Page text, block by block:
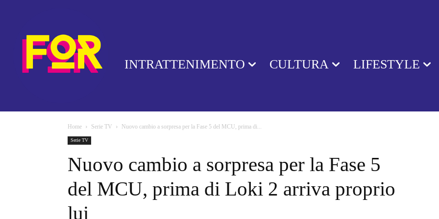
INTRATTENIMENTO CULTURA LIFESTYLE
Home Serie TV Nuovo cambio a sorpresa per la Fase 5 del MCU, prima di...
Serie TV
Nuovo cambio a sorpresa per la Fase 5
del MCU, prima di Loki 2 arriva proprio
lui